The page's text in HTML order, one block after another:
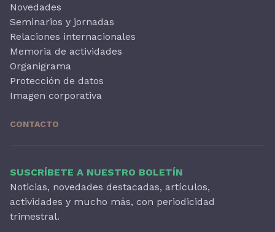
Novedades
Seminarios y jornadas
Relaciones internacionales
Memoria de actividades
Organigrama
Protección de datos
Imagen corporativa
CONTACTO
SUSCRÍBETE A NUESTRO BOLETÍN
Noticias, novedades destacadas, artículos,
actividades y mucho más, con periodicidad
trimestral.